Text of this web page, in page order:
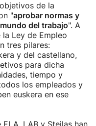
de la
"aprobar normas y
del trabajo". A
Ley de Empleo
tres pilares:
y del castellano,
para dicha
tiempo y
los empleados y
euskera en ese
LAB y Steilas han